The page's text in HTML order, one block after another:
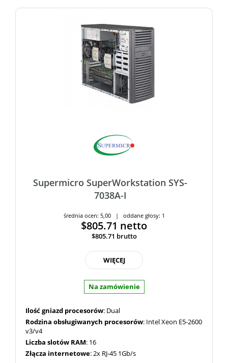
Supermicro SuperWorkstation SYS-
7038A-I
średnia ocen: 5,00 | oddane głosy: 1
$805.71 netto
$805.71 brutto
WIĘCEJ
Na zamówienie
Ilość gniazd procesorów: Dual
Rodzina obsługiwanych procesorów: Intel Xeon E5-2600
v3/v4
Liczba slotów RAM: 16
Złącza internetowe: 2x RJ-45 1Gb/s